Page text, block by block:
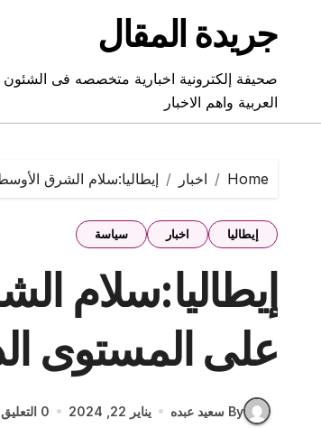
contentجريدة المقال
صحيفة إلكترونية اخبارية متخصصه فى الشئون
العربية واهم الاخبار
Home اخبار إيطاليا:سلام الشرق
إيطاليا اخبار سياسة
إيطاليا:سلام
على المستوى
By سعيد عبده يناير 22, 2024 0 التعليق